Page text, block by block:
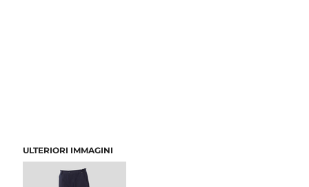
ULTERIORI IMMAGINI